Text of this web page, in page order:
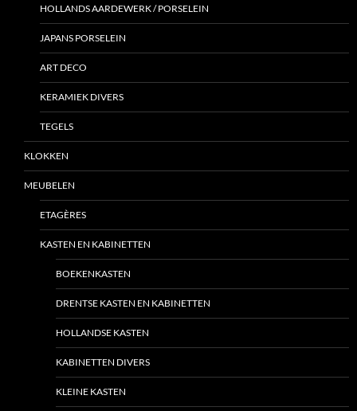
HOLLANDS AARDEWERK / PORSELEIN
JAPANS PORSELEIN
ART DECO
KERAMIEK DIVERS
TEGELS
KLOKKEN
MEUBELEN
ETAGÈRES
KASTEN EN KABINETTEN
BOEKENKASTEN
DRENTSE KASTEN EN KABINETTEN
HOLLANDSE KASTEN
KABINETTEN DIVERS
KLEINE KASTEN